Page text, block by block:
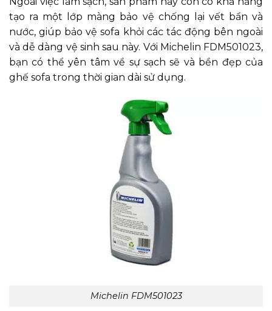
tạo ra một lớp màng bảo vệ chống lại vết bẩn và
nước, giúp bảo vệ sofa khỏi các tác động bên ngoài
và dễ dàng vệ sinh sau này. Với Michelin FDM501023,
bạn có thể yên tâm về sự sạch sẽ và bền đẹp của
ghế sofa trong thời gian dài sử dụng.
Michelin FDM501023